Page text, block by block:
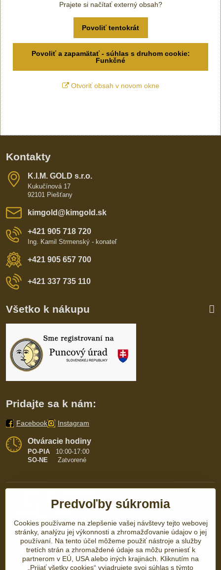
Prajete si načítať externý obsah?
Povoliť tentokrát
Povoliť a zapamätať - súhlas s druhom cookie:
Funkčné
Otvoriť obsah v novom okne
Kontakty
K​​.I​​.M​​. GOLD s​​.r​​.o​​.
Kukučínová 17
92101 Piešťany
kimgold​@kimgold​.sk
+421 905 718 720
Ing. Kamil Strmenský - konateľ
+421 905 657 700
+421 337 735 110
Všetko k nákupu
Pridajte sa k nám:
Facebook Instagram
Otváracie hodiny
PO-PIA
10:00-17:00
SO-NE Zatvorené
Predvoľby súkromia
Cookies používame na zlepšenie vašej návštevy tejto webovej
stránky, analýzu jej výkonnosti a zhromažďovanie údajov o jej
používaní. Na tento účel môžeme použiť nástroje a služby
tretích strán a zhromaždené údaje sa môžu preniesť k
partnerom v EÚ, USA alebo iných krajinách. Kliknutím na
„Prijať všetky cookies“ vyjadrujete svoj súhlas s týmto